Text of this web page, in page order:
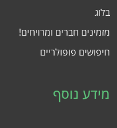
בלוג
מזמינים חברים ומרויחים!
חיפושים פופולריים
מידע נוסף